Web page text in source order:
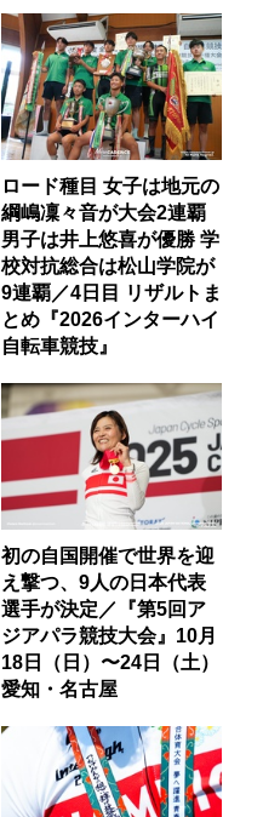
ロード種目 女子は地元の
綱嶋凜々音が大会2連覇
男子は井上悠喜が優勝 学
校対抗総合は松山学院が
9連覇／4日目 リザルトま
とめ『2026インターハイ
自転車競技』
初の自国開催で世界を迎
え撃つ、9人の日本代表
選手が決定／『第5回ア
ジアパラ競技大会』10月
18日（日）〜24日（土）
愛知・名古屋